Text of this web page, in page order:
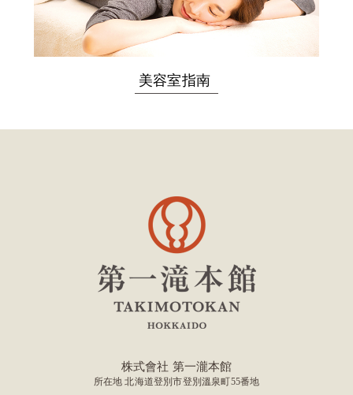
美容室指南
株式會社 第一瀧本館
所在地 北海道登別市登別溫泉町55番地